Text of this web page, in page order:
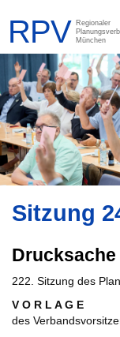
Sitzung
Drucksache
222. Sitzung des
V O R L A G E
des